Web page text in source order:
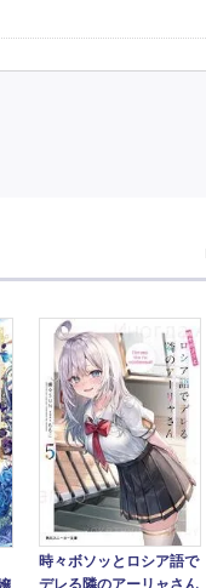
時々ボソッとロシア語で